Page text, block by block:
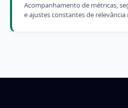
Acompanhamento de métricas,
e ajustes constantes de relevância